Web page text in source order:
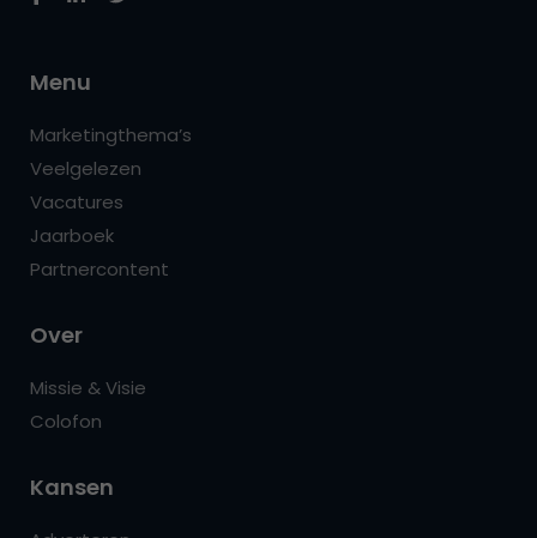
Menu
Marketingthema’s
Veelgelezen
Vacatures
Jaarboek
Partnercontent
Over
Missie & Visie
Colofon
Kansen